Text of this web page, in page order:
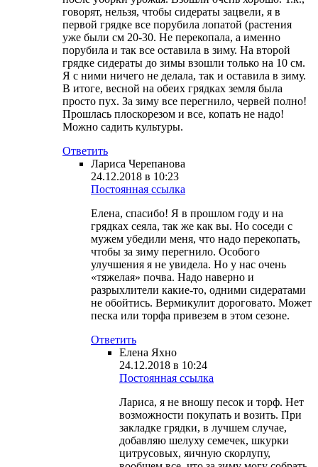
говорят, нельзя, чтобы сидераты зацвели, я в
первой грядке все порубила лопатой (растения
уже были см 20-30. Не перекопала, а именно
порубила и так все оставила в зиму. На второй
грядке сидераты до зимы взошли только на 10 см.
Я с ними ничего не делала, так и оставила в зиму.
В итоге, весной на обеих грядках земля была
просто пух. За зиму все перегнило, червей полно!
Прошлась плоскорезом и все, копать не надо!
Можно садить культуры.
Ответить
Лариса Черепанова
24.12.2018 в 10:23
Постоянная ссылка
Елена, спасибо! Я в прошлом году и на
грядках сеяла, так же как вы. Но соседи с
мужем убедили меня, что надо перекопать,
чтобы за зиму перегнило. Особого
улучшения я не увидела. Но у нас очень
«тяжелая» почва. Надо наверно и
разрыхлители какие-то, одними сидератами
не обойтись. Вермикулит дороговато. Может
песка или торфа привезем в этом сезоне.
Ответить
Елена Яхно
24.12.2018 в 10:24
Постоянная ссылка
Лариса, я не вношу песок и торф. Нет
возможности покупать и возить. При
закладке грядки, в лучшем случае,
добавляю шелуху семечек, шкурки
цитрусовых, яичную скорлупу,